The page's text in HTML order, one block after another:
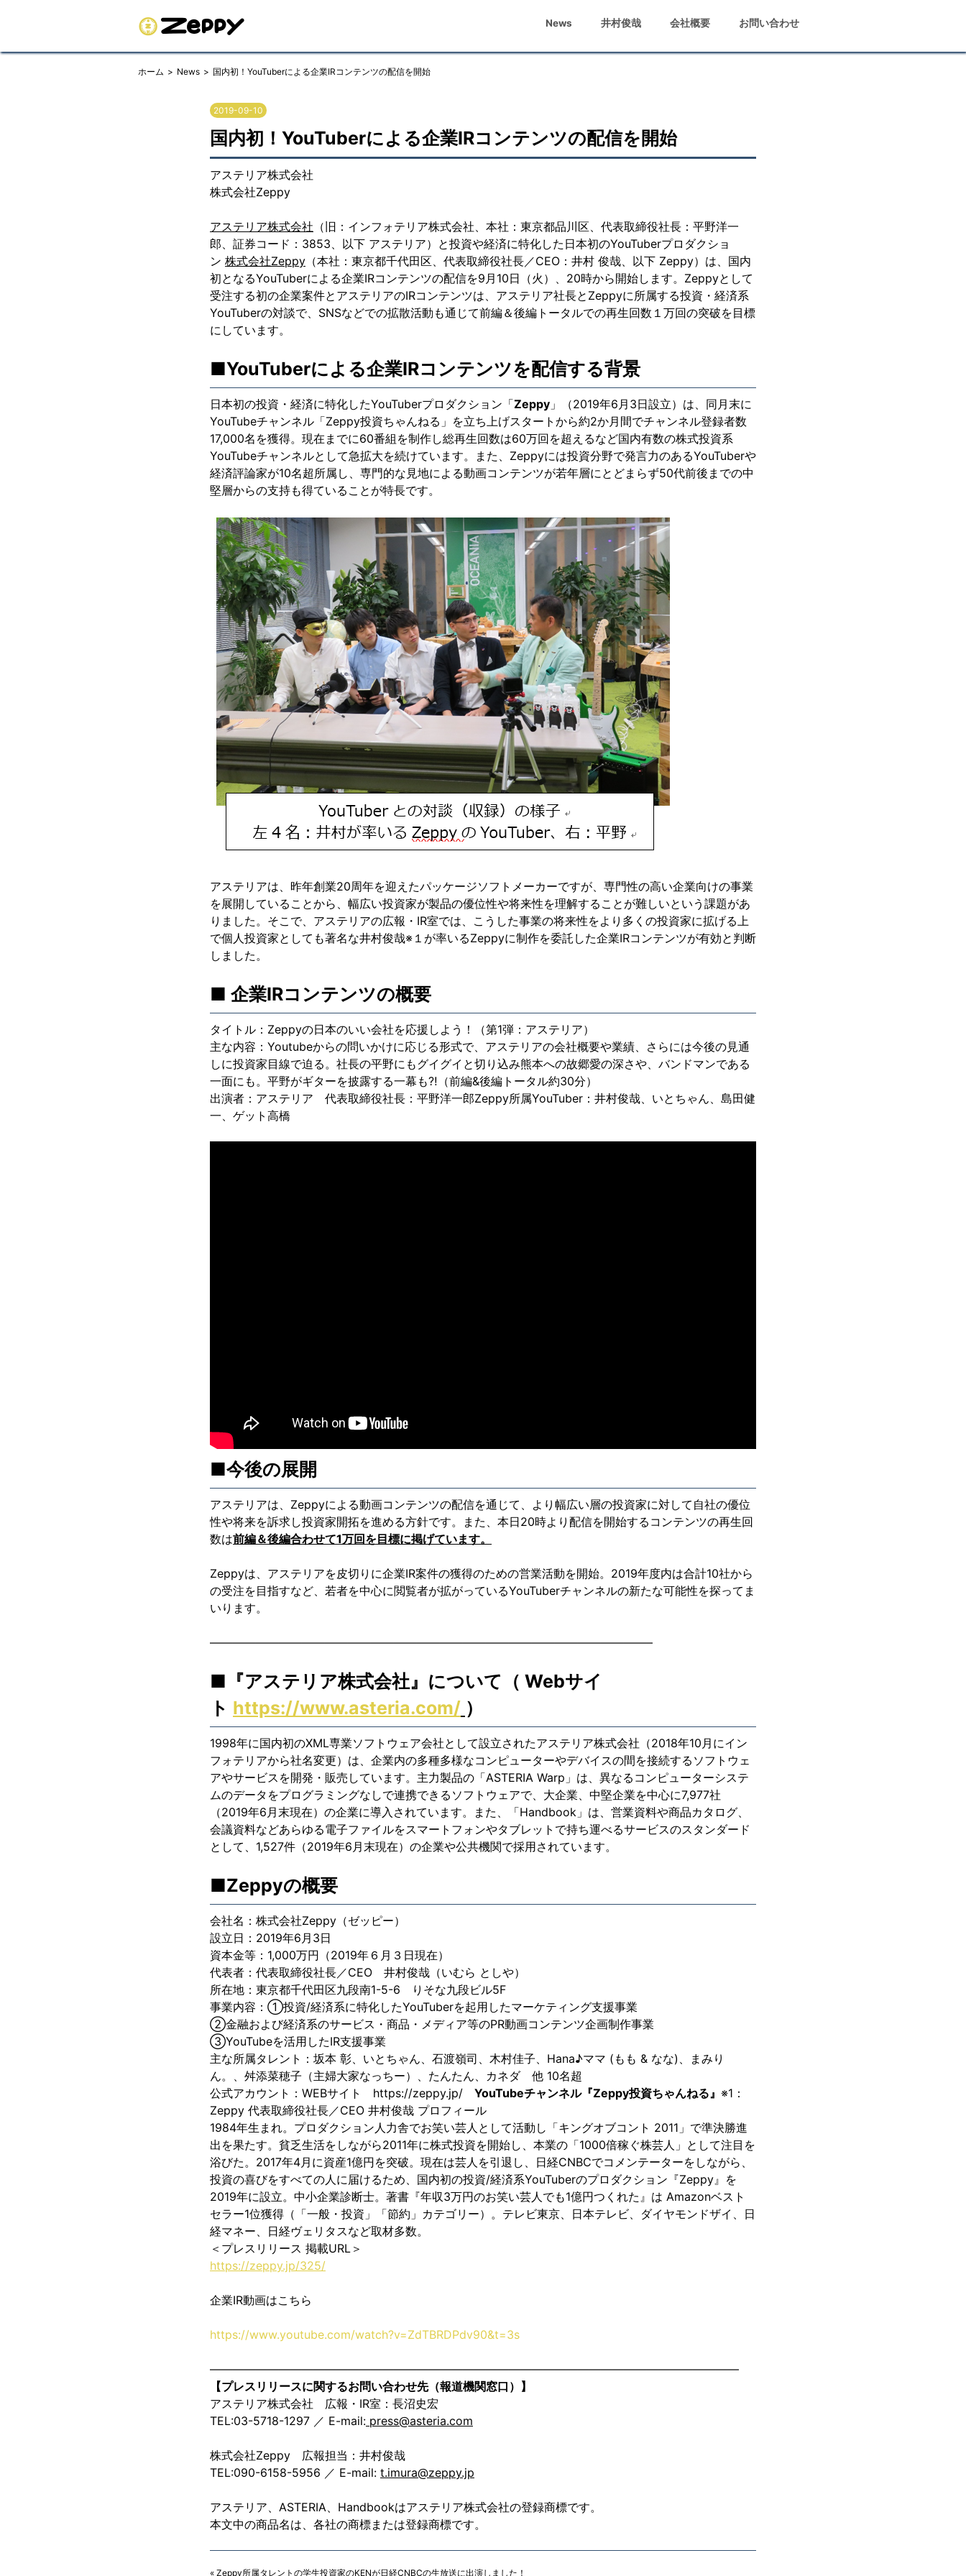
News 井村俊哉 会社概要 お問い合わせ
ホーム News 国内初！YouTuberによる企業IRコンテンツの配信を開始
2019-09-10
国内初！YouTuberによる企業IRコンテンツの配信を開始
アステリア株式会社
株式会社Zeppy
アステリア株式会社 （旧：インフォテリア株式会社、本社：東京都品川区、代表取締役社長：平野洋一
郎、証券コード：3853、以下 アステリア）と投資や経済に特化した日本初のYouTuberプロダクショ
ン 株式会社Zeppy （本社：東京都千代田区、代表取締役社長／CEO：井村 俊哉、以下 Zeppy）は、国内
初となるYouTuberによる企業IRコンテンツの配信を9月10日（火）、20時から開始します。Zeppyとして
受注する初の企業案件とアステリアのIRコンテンツは、アステリア社長とZeppyに所属する投資・経済系
YouTuberの対談で、SNSなどでの拡散活動も通じて前編＆後編トータルでの再生回数１万回の突破を目標
にしています。
■YouTuberによる企業IRコンテンツを配信する背景
日本初の投資・経済に特化したYouTuberプロダクション「Zeppy 」（2019年6月3日設立）は、同月末に
YouTubeチャンネル「Zeppy投資ちゃんねる」を立ち上げスタートから約2か月間でチャンネル登録者数
17,000名を獲得。現在までに60番組を制作し総再生回数は60万回を超えるなど国内有数の株式投資系
YouTubeチャンネルとして急拡大を続けています。また、Zeppyには投資分野で発言力のあるYouTuberや
経済評論家が10名超所属し、専門的な見地による動画コンテンツが若年層にとどまらず50代前後までの中
堅層からの支持も得ていることが特長です。
アステリアは、昨年創業20周年を迎えたパッケージソフトメーカーですが、専門性の高い企業向けの事業
を展開していることから、幅広い投資家が製品の優位性や将来性を理解することが難しいという課題があ
りました。そこで、アステリアの広報・IR室では、こうした事業の将来性をより多くの投資家に拡げる上
で個人投資家としても著名な井村俊哉※１が率いるZeppyに制作を委託した企業IRコンテンツが有効と判断
しました。
■ 企業IRコンテンツの概要
タイトル：Zeppyの日本のいい会社を応援しよう！（第1弾：アステリア）
主な内容：Youtubeからの問いかけに応じる形式で、アステリアの会社概要や業績、さらには今後の見通
しに投資家目線で迫る。社長の平野にもグイグイと切り込み熊本への故郷愛の深さや、バンドマンである
一面にも。平野がギターを披露する一幕も⁈（前編&後編トータル約30分）
出演者：アステリア 代表取締役社長：平野洋一郎Zeppy所属YouTuber：井村俊哉、いとちゃん、島田健
一、ゲット高橋
■今後の展開
アステリアは、Zeppyによる動画コンテンツの配信を通じて、より幅広い層の投資家に対して自社の優位
性や将来を訴求し投資家開拓を進める方針です。また、本日20時より配信を開始するコンテンツの再生回
数は前編＆後編合わせて1万回を目標に掲げています。
Zeppyは、アステリアを皮切りに企業IR案件の獲得のための営業活動を開始。2019年度内は合計10社から
の受注を目指すなど、若者を中心に閲覧者が拡がっているYouTuberチャンネルの新たな可能性を探ってま
いります。
——————————————————————————————————————–
■『アステリア株式会社』について （ Webサイ
ト https://www.asteria.com/ ）
1998年に国内初のXML専業ソフトウェア会社として設立されたアステリア株式会社（2018年10月にイン
フォテリアから社名変更）は、企業内の多種多様なコンピューターやデバイスの間を接続するソフトウェ
アやサービスを開発・販売しています。主力製品の「ASTERIA Warp」は、異なるコンピューターシステ
ムのデータをプログラミングなしで連携できるソフトウェアで、大企業、中堅企業を中心に7,977社
（2019年6月末現在）の企業に導入されています。また、「Handbook」は、営業資料や商品カタログ、
会議資料などあらゆる電子ファイルをスマートフォンやタブレットで持ち運べるサービスのスタンダード
として、1,527件（2019年6月末現在）の企業や公共機関で採用されています。
■Zeppyの概要
会社名：株式会社Zeppy（ゼッピー）
設立日：2019年6月3日
資本金等：1,000万円（2019年６月３日現在）
代表者：代表取締役社長／CEO 井村俊哉（いむら としや）
所在地：東京都千代田区九段南1-5-6 りそな九段ビル5F
事業内容：①投資/経済系に特化したYouTuberを起用したマーケティング支援事業
②金融および経済系のサービス・商品・メディア等のPR動画コンテンツ企画制作事業
③YouTubeを活用したIR支援事業
主な所属タレント：坂本 彰、いとちゃん、石渡嶺司、木村佳子、Hana♪ママ (もも & なな)、まみり
ん。、舛添菜穂子（主婦大家なっちー）、たんたん、カネダ 他 10名超
公式アカウント：WEBサイト https://zeppy.jp/ YouTubeチャンネル『Zeppy投資ちゃんねる』 ※1：
Zeppy 代表取締役社長／CEO 井村俊哉 プロフィール
1984年生まれ。プロダクション人力舎でお笑い芸人として活動し「キングオブコント 2011」で準決勝進
出を果たす。貧乏生活をしながら2011年に株式投資を開始し、本業の「1000倍稼ぐ株芸人」として注目を
浴びた。2017年4月に資産1億円を突破。現在は芸人を引退し、日経CNBCでコメンテーターをしながら、
投資の喜びをすべての人に届けるため、国内初の投資/経済系YouTuberのプロダクション『Zeppy』を
2019年に設立。中小企業診断士。著書『年収3万円のお笑い芸人でも1億円つくれた』は Amazonベスト
セラー1位獲得（「一般・投資」「節約」カテゴリー）。テレビ東京、日本テレビ、ダイヤモンドザイ、日
経マネー、日経ヴェリタスなど取材多数。
＜プレスリリース 掲載URL＞
https://zeppy.jp/325/
企業IR動画はこちら
https://www.youtube.com/watch?v=ZdTBRDPdv90&t=3s
——————————————————————————————————————————————
【プレスリリースに関するお問い合わせ先（報道機関窓口）】
アステリア株式会社 広報・IR室：長沼史宏
TEL:03-5718-1297 ／ E-mail: press@asteria.com
株式会社Zeppy 広報担当：井村俊哉
TEL:090-6158-5956 ／ E-mail: t.imura@zeppy.jp
アステリア、ASTERIA、Handbookはアステリア株式会社の登録商標です。
本文中の商品名は、各社の商標または登録商標です。
« Zeppy所属タレントの学生投資家のKENが日経CNBCの生放送に出演しました！